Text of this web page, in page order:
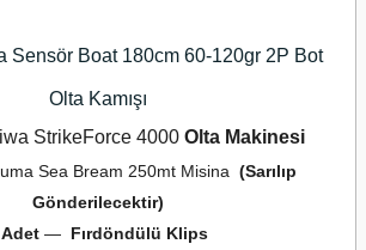
Sensör Boat 180cm 60-120gr 2P Bot
Olta Kamışı
StrikeForce 4000 Olta Makinesi
Sea Bream 250mt Misina (Sarılıp
Gönderilecektir)
— Fırdöndülü Klips